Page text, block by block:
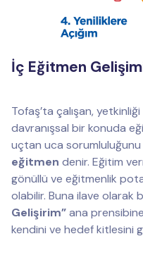
İç Eğitmen
Tofaş’ta çalışan,
davranışsal bir konuda
uçtan uca
eğitmen denir. Eğitim
gönüllü ve eğitmenlik
olabilir. Buna ilave olarak
Gelişirim”ana
kendini ve hedef kitlesini